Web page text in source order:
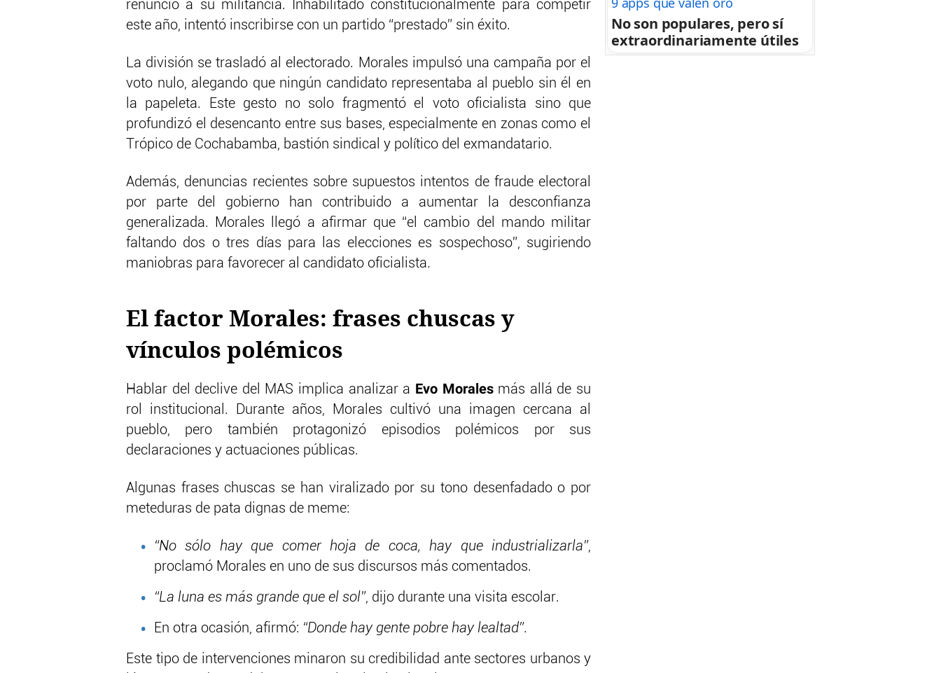
renunció a su militancia. Inhabilitado constitucionalmente para competir
este año, intentó inscribirse con un partido “prestado” sin éxito.
La división se trasladó al electorado. Morales impulsó una campaña por el
voto nulo, alegando que ningún candidato representaba al pueblo sin él en
la papeleta. Este gesto no solo fragmentó el voto oficialista sino que
profundizó el desencanto entre sus bases, especialmente en zonas como el
Trópico de Cochabamba, bastión sindical y político del exmandatario.
Además, denuncias recientes sobre supuestos intentos de fraude electoral
por parte del gobierno han contribuido a aumentar la desconfianza
generalizada. Morales llegó a afirmar que “el cambio del mando militar
faltando dos o tres días para las elecciones es sospechoso”, sugiriendo
maniobras para favorecer al candidato oficialista.
El factor Morales: frases chuscas y
vínculos polémicos
Hablar del declive del MAS implica analizar a Evo Moralesmás allá de su
rol institucional. Durante años, Morales cultivó una imagen cercana al
pueblo, pero también protagonizó episodios polémicos por sus
declaraciones y actuaciones públicas.
Algunas frases chuscas se han viralizado por su tono desenfadado o por
meteduras de pata dignas de meme:
“No sólo hay que comer hoja de coca, hay que industrializarla”,
proclamó Morales en uno de sus discursos más comentados.
“La luna es más grande que el sol”, dijo durante una visita escolar.
En otra ocasión, afirmó: “Donde hay gente pobre hay lealtad”.
Este tipo de intervenciones minaron su credibilidad ante sectores urbanos y
No son populares, pero sí
extraordinariamente útiles